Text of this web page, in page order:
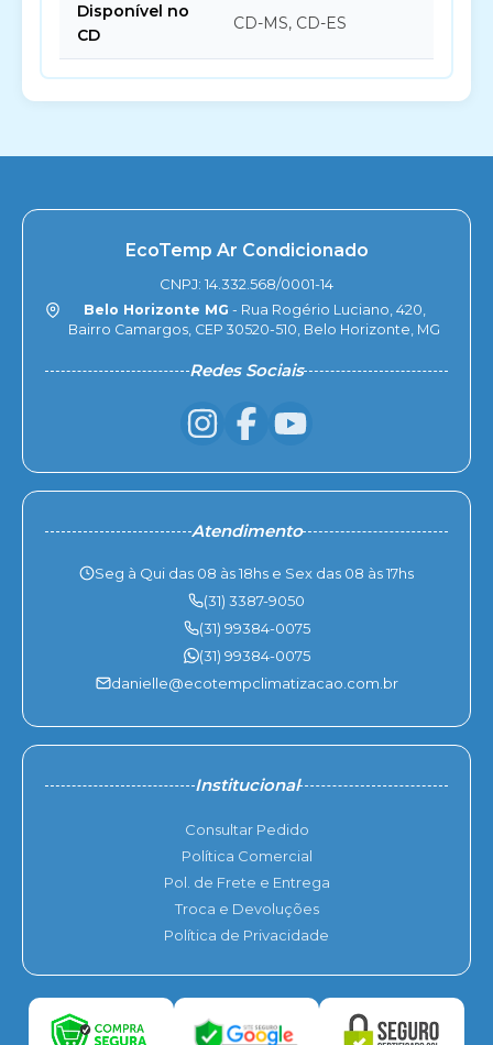
Disponível no
CD
CD-MS, CD-ES
EcoTemp Ar Condicionado
CNPJ: 14.332.568/0001-14
Belo Horizonte MG - Rua Rogério Luciano, 420,
Bairro Camargos, CEP 30520-510, Belo Horizonte, MG
Redes Sociais
Atendimento
Seg à Qui das 08 às 18hs e Sex das 08 às 17hs
(31) 3387-9050
(31) 99384-0075
(31) 99384-0075
danielle@ecotempclimatizacao.com.br
Institucional
Consultar Pedido
Política Comercial
Pol. de Frete e Entrega
Troca e Devoluções
Política de Privacidade